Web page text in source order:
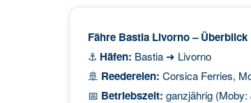
Fähre Bastia Livorno – Überblick
⚓ Häfen: Bastia ➜ Livorno
🚢 Reedereien: Corsica Ferries,
📅 Betriebszeit: ganzjährig